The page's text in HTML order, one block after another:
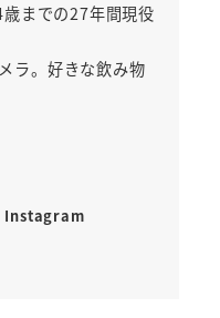
までの27年間現役
ラ。好きな飲み物
Instagram